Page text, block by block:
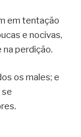
em tentação
e nocivas,
na perdição.
os males; e
se